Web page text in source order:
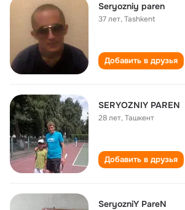
Seryozniy paren
37 лет,Tashkent
Добавить в друзья
SERYOZNIY PAREN
28 лет,Ташкент
Добавить в друзья
SeryozniY PareN